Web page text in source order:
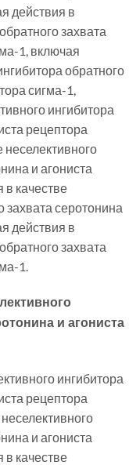
действия в
захвата
1, включая
обратного
сигма-1,
ингибитора
рецептора
неселективного
и агониста
в качестве
захвата серотонина
действия в
захвата
1.
и агониста
ингибитора
рецептора
и агониста
в качестве